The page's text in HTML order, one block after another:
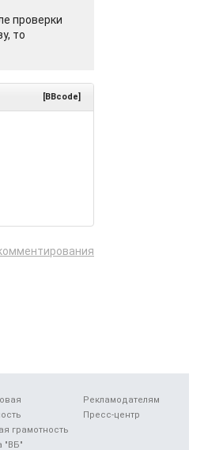
проверки
то
[BBcode]
грамотность
"ВБ"
Рекламодателям
Пресс-центр